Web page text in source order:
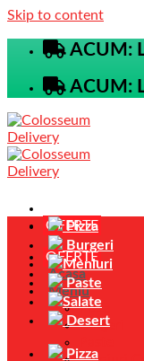
Skip to content
ACUM:
ACUM:
OFERTE
OFERTE
Acasa
Meniu
Pizza
Burgeri
Pizza
Burgeri
Meniuri
Paste
Salate
Desert
Pizza